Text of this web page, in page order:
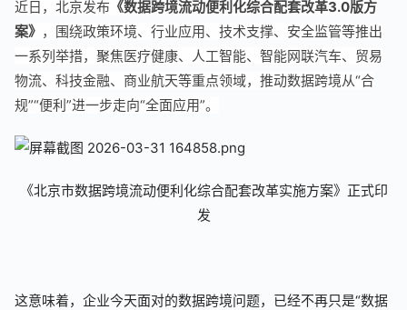
近日，北京发布 《数据跨境流动便利化综合配套改革3.0版方
案》 ，围绕政策环境、行业应用、技术支撑、安全监管等推出
一系列举措，聚焦医疗健康、人工智能、智能网联汽车、贸易
物流、科技金融、商业航天等重点领域，推动数据跨境从“合
规”“便利”进一步走向“全面应用”。
《北京市数据跨境流动便利化综合配套改革实施方案》正式印
发
这意味着，企业今天面对的数据跨境问题，已经不再只是“数据